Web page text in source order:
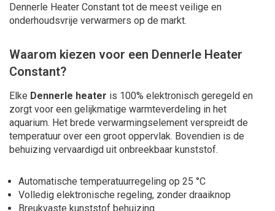
Dennerle Heater Constant tot de meest veilige en
onderhoudsvrije verwarmers op de markt.
Waarom kiezen voor een Dennerle Heater
Constant?
Elke Dennerle heater is 100% elektronisch geregeld en
zorgt voor een gelijkmatige warmteverdeling in het
aquarium. Het brede verwarmingselement verspreidt de
temperatuur over een groot oppervlak. Bovendien is de
behuizing vervaardigd uit onbreekbaar kunststof.
Automatische temperatuurregeling op 25 °C
Volledig elektronische regeling, zonder draaiknop
Breukvaste kunststof behuizing